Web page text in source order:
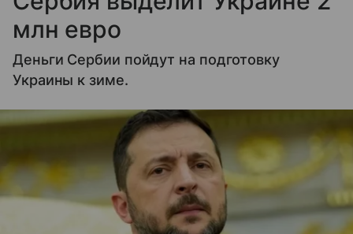
млн евро
Деньги Сербии пойдут на подготовку
Украины к зиме.